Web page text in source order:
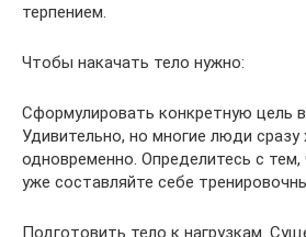
терпением.
Чтобы накачать тело нужно:
Сформулировать конкретную цель
Удивительно, но многие люди сразу
одновременно. Определитесь с тем,
уже составляйте себе
Подготовить тело к нагрузкам.